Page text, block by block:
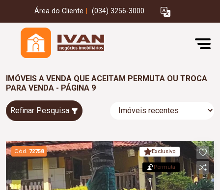
Área do Cliente (034) 3256-3000
IMÓVEIS A VENDA QUE ACEITAM PERMUTA OU TROCA
PARA VENDA - PÁGINA 9
Refinar Pesquisa
Exclusivo
Permuta
Cód. 72758